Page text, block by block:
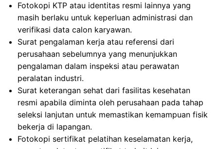
Fotokopi KTP atau identitas resmi lainnya yang
masih berlaku untuk keperluan administrasi dan
verifikasi data calon karyawan.
Surat pengalaman kerja atau referensi dari
perusahaan sebelumnya yang menunjukkan
pengalaman dalam inspeksi atau perawatan
peralatan industri.
Surat keterangan sehat dari fasilitas kesehatan
resmi apabila diminta oleh perusahaan pada tahap
seleksi lanjutan untuk memastikan kemampuan fisik
bekerja di lapangan.
Fotokopi sertifikat pelatihan keselamatan kerja,